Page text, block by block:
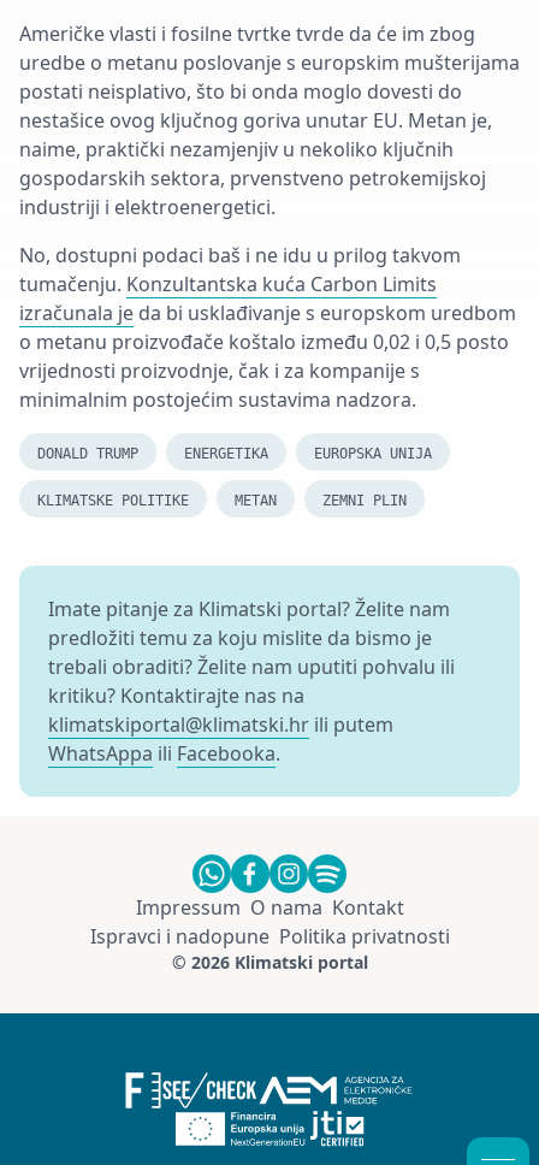
Američke vlasti i fosilne tvrtke tvrde da će im zbog
uredbe o metanu poslovanje s europskim mušterijama
postati neisplativo, što bi onda moglo dovesti do
nestašice ovog ključnog goriva unutar EU. Metan je,
naime, praktički nezamjenjiv u nekoliko ključnih
gospodarskih sektora, prvenstveno petrokemijskoj
industriji i elektroenergetici.
No, dostupni podaci baš i ne idu u prilog takvom
tumačenju. Konzultantska kuća Carbon Limits
izračunala je da bi usklađivanje s europskom uredbom
o metanu proizvođače koštalo između 0,02 i 0,5 posto
vrijednosti proizvodnje, čak i za kompanije s
minimalnim postojećim sustavima nadzora.
DONALD TRUMP ENERGETIKA EUROPSKA UNIJA
KLIMATSKE POLITIKE METAN ZEMNI PLIN
Imate pitanje za Klimatski portal? Želite nam
predložiti temu za koju mislite da bismo je
trebali obraditi? Želite nam uputiti pohvalu ili
kritiku? Kontaktirajte nas na
klimatskiportal@klimatski.hr ili putem
WhatsAppa ili Facebooka.
Impressum O nama Kontakt
Ispravci i nadopune Politika privatnosti
© 2026 Klimatski portal